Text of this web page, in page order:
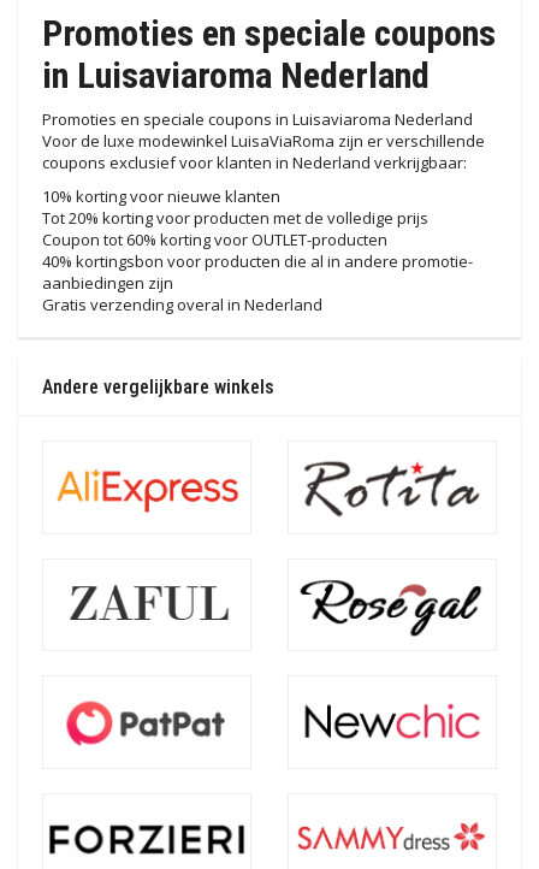
Promoties en speciale coupons
in Luisaviaroma Nederland
Promoties en speciale coupons in Luisaviaroma Nederland
Voor de luxe modewinkel LuisaViaRoma zijn er verschillende
coupons exclusief voor klanten in Nederland verkrijgbaar:
10% korting voor nieuwe klanten
Tot 20% korting voor producten met de volledige prijs
Coupon tot 60% korting voor OUTLET-producten
40% kortingsbon voor producten die al in andere promotie-
aanbiedingen zijn
Gratis verzending overal in Nederland
Andere vergelijkbare winkels